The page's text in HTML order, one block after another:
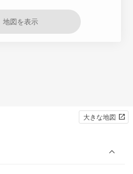
地図を表示
大きな地図